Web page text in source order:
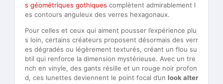
s géométriques gothiques complètent admirablement l
es contours anguleux des verres hexagonaux.
Pour celles et ceux qui aiment pousser l’expérience plu
s loin, certains créateurs proposent désormais des verr
es dégradés ou légèrement texturés, créant un flou su
btil qui renforce la dimension mystérieuse. Avec un tre
nch en vinyle, des gants résille et un rouge noir profon
d, ces lunettes deviennent le point focal d’un look alter